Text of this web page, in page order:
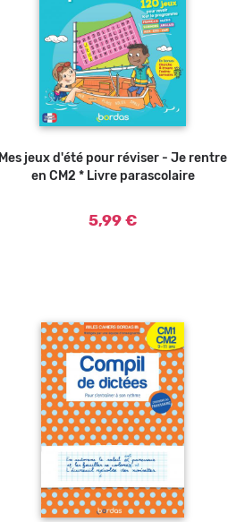
Ajouter au panier
Mes jeux d'été pour réviser - Je rentre
en CM2 * Livre parascolaire
5,99 €